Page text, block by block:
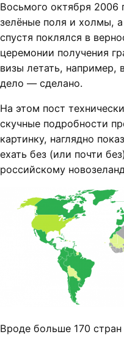
Восьмого октября 2006
зелёные поля и холмы,
спустя поклялся в
церемонии получения
визы летать, например,
дело — сделано.
На этом пост
скучные подробности
картинку, наглядно
ехать без (или почти
российскому
Вроде больше 170